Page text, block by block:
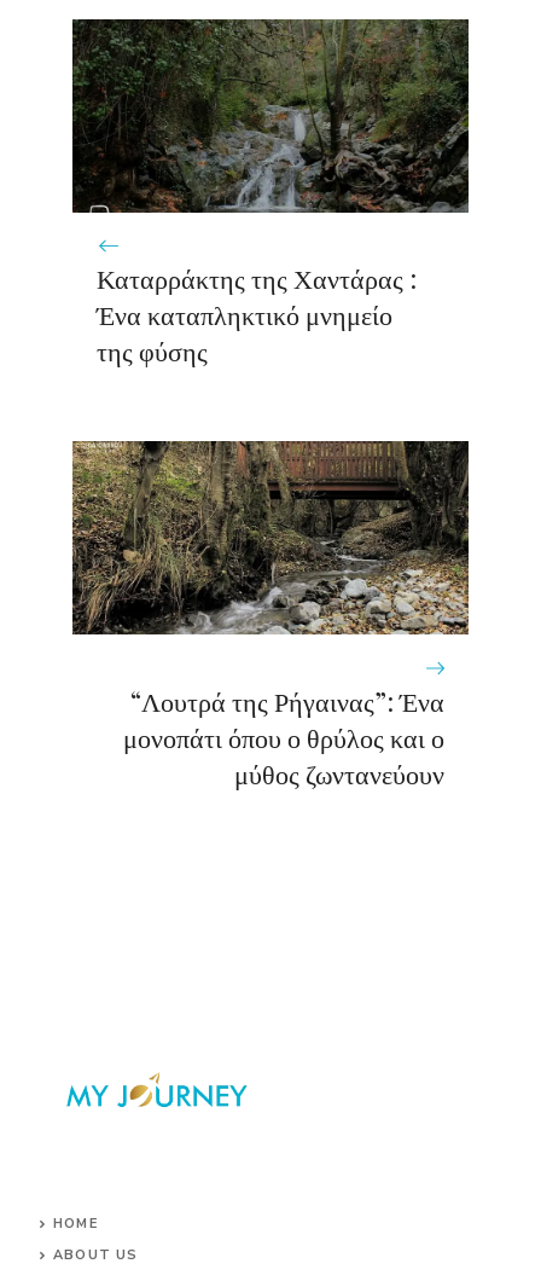
Καταρράκτης της Χαντάρας :
Ένα καταπληκτικό μνημείο
της φύσης
“Λουτρά της Ρήγαινας”: Ένα
μονοπάτι όπου ο θρύλος και ο
μύθος ζωντανεύουν
HOME
ABOUT US